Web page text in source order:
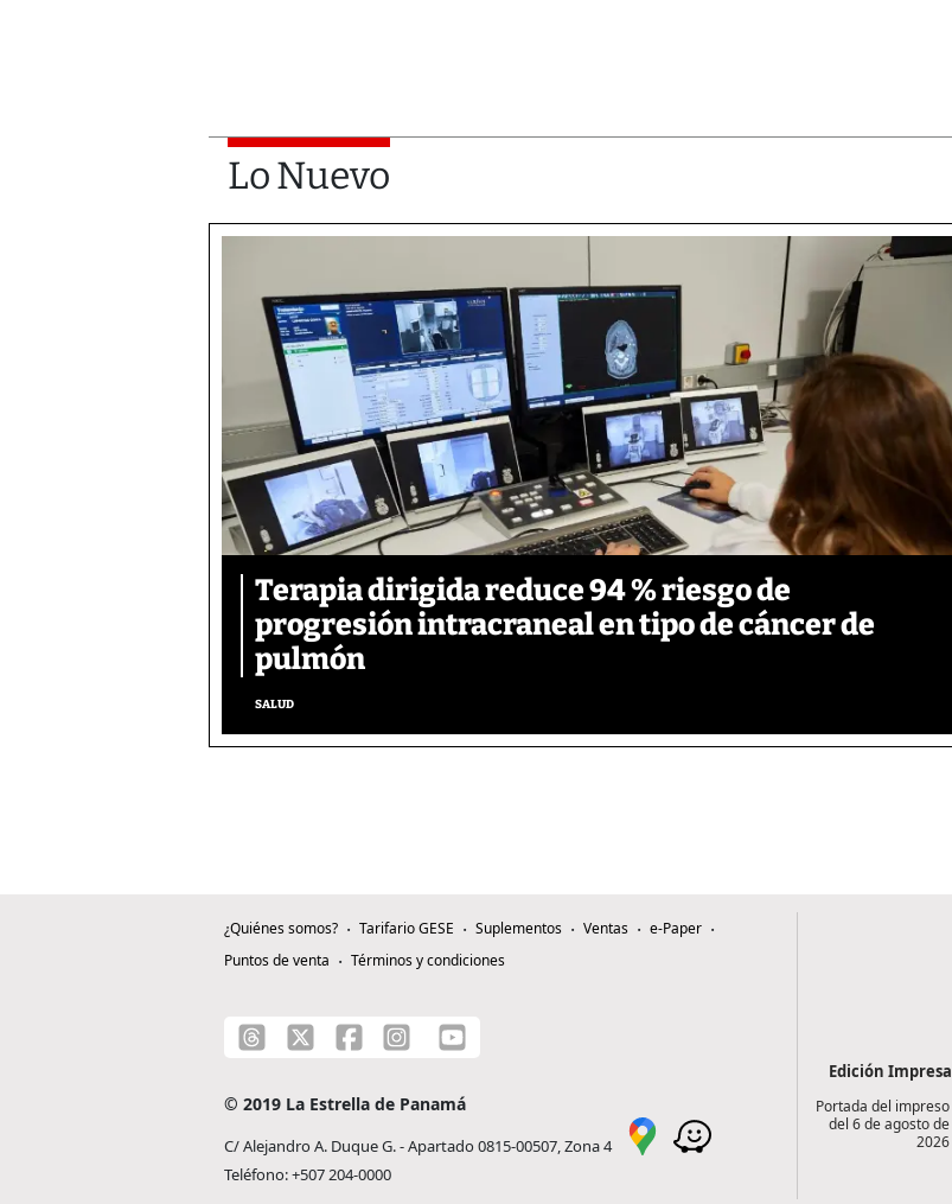
Lo Nuevo
Terapia dirigida reduce 94 % riesgo de
progresión intracraneal en tipo de cáncer de
pulmón
SALUD
¿Quiénes somos? Tarifario GESE Suplementos Ventas
e-Paper
Puntos de venta
Términos y condiciones
© 2019 La Estrella de Panamá
C/ Alejandro A. Duque G. - Apartado 0815-00507, Zona 4
Teléfono: +507 204-0000
Edición Impresa
Portada del impreso
del 6 de agosto de
2026